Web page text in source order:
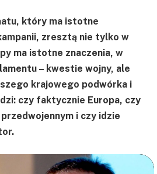
który ma istotne
zresztą nie tylko w
ma istotne znaczenia, w
– kwestie wojny, ale
krajowego podwórka i
czy faktycznie Europa, czy
i czy idzie